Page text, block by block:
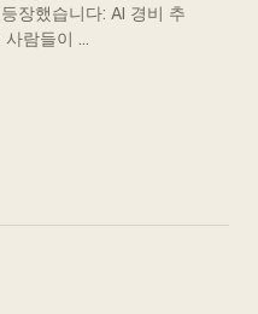
장했습니다: AI 경비 추
사람들이 …